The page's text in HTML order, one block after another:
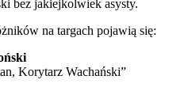
bez jakiejkolwiek asysty.
na targach pojawią się:
Korytarz Wachański”